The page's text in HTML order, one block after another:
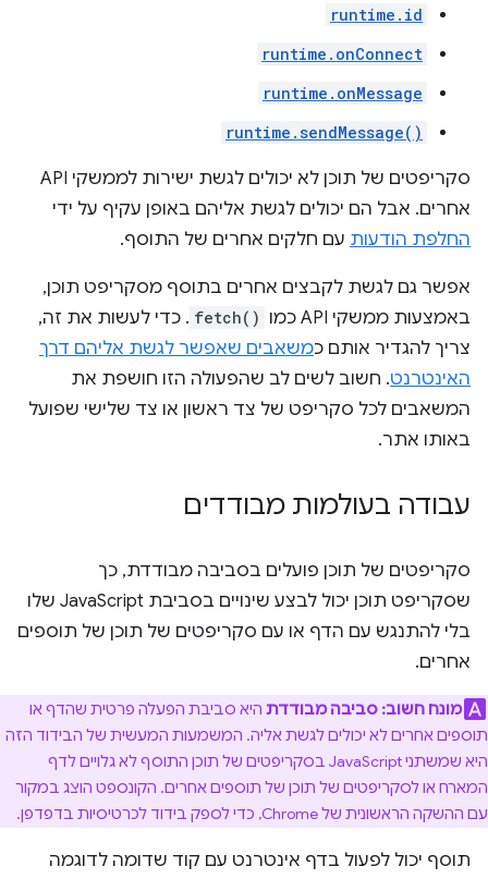
runtime.id
runtime.onConnect
runtime.onMessage
runtime.sendMessage()
סקריפטים של תוכן לא יכולים לגשת ישירות לממשקי API
אחרים. אבל הם יכולים לגשת אליהם באופן עקיף על ידי
החלפת הודעות עם חלקים אחרים של התוסף.
אפשר גם לגשת לקבצים אחרים בתוסף מסקריפט תוכן,
באמצעות ממשקי API כמו
fetch() . כדי לעשות את זה,
צריך להגדיר אותם כמשאבים שאפשר לגשת אליהם דרך
האינטרנט. חשוב לשים לב שהפעולה הזו חושפת את
המשאבים לכל סקריפט של צד ראשון או צד שלישי שפועל
באותו אתר.
עבודה בעולמות מבודדים
סקריפטים של תוכן פועלים בסביבה מבודדת, כך
שסקריפט תוכן יכול לבצע שינויים בסביבת JavaScript שלו
בלי להתנגש עם הדף או עם סקריפטים של תוכן של תוספים
אחרים.
מונח חשוב: סביבה מבודדת היא סביבת הפעלה פרטית שהדף או
תוספים אחרים לא יכולים לגשת אליה. המשמעות המעשית של הבידוד הזה
היא שמשתני JavaScript בסקריפטים של תוכן התוסף לא גלויים לדף
המארח או לסקריפטים של תוכן של תוספים אחרים. הקונספט הוצג במקור
עם ההשקה הראשונית של Chrome, כדי לספק בידוד לכרטיסיות בדפדפן.
תוסף יכול לפעול בדף אינטרנט עם קוד שדומה לדוגמה